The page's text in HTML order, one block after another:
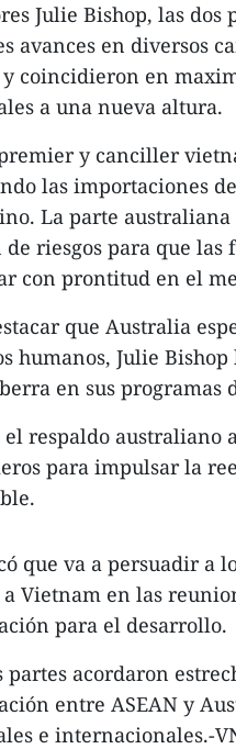
Julie Bishop, las dos
avances en diversos
y coincidieron en
a una nueva altura.
y canciller
las importaciones
La parte
de riesgos para que
con prontitud en el
que Australia
humanos, Julie
en sus
respaldo australiano
para impulsar la
que va a persuadir a
a Vietnam en las
para el desarrollo.
partes acordaron
entre ASEAN y
e internacionales.-